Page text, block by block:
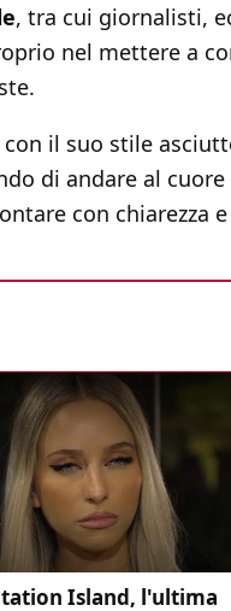
, tra cui giornalisti,
nel mettere a
con il suo stile
di andare al
con chiarezza
Island, l'ultima